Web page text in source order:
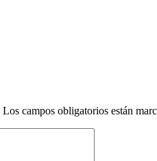
Los campos obligatorios están